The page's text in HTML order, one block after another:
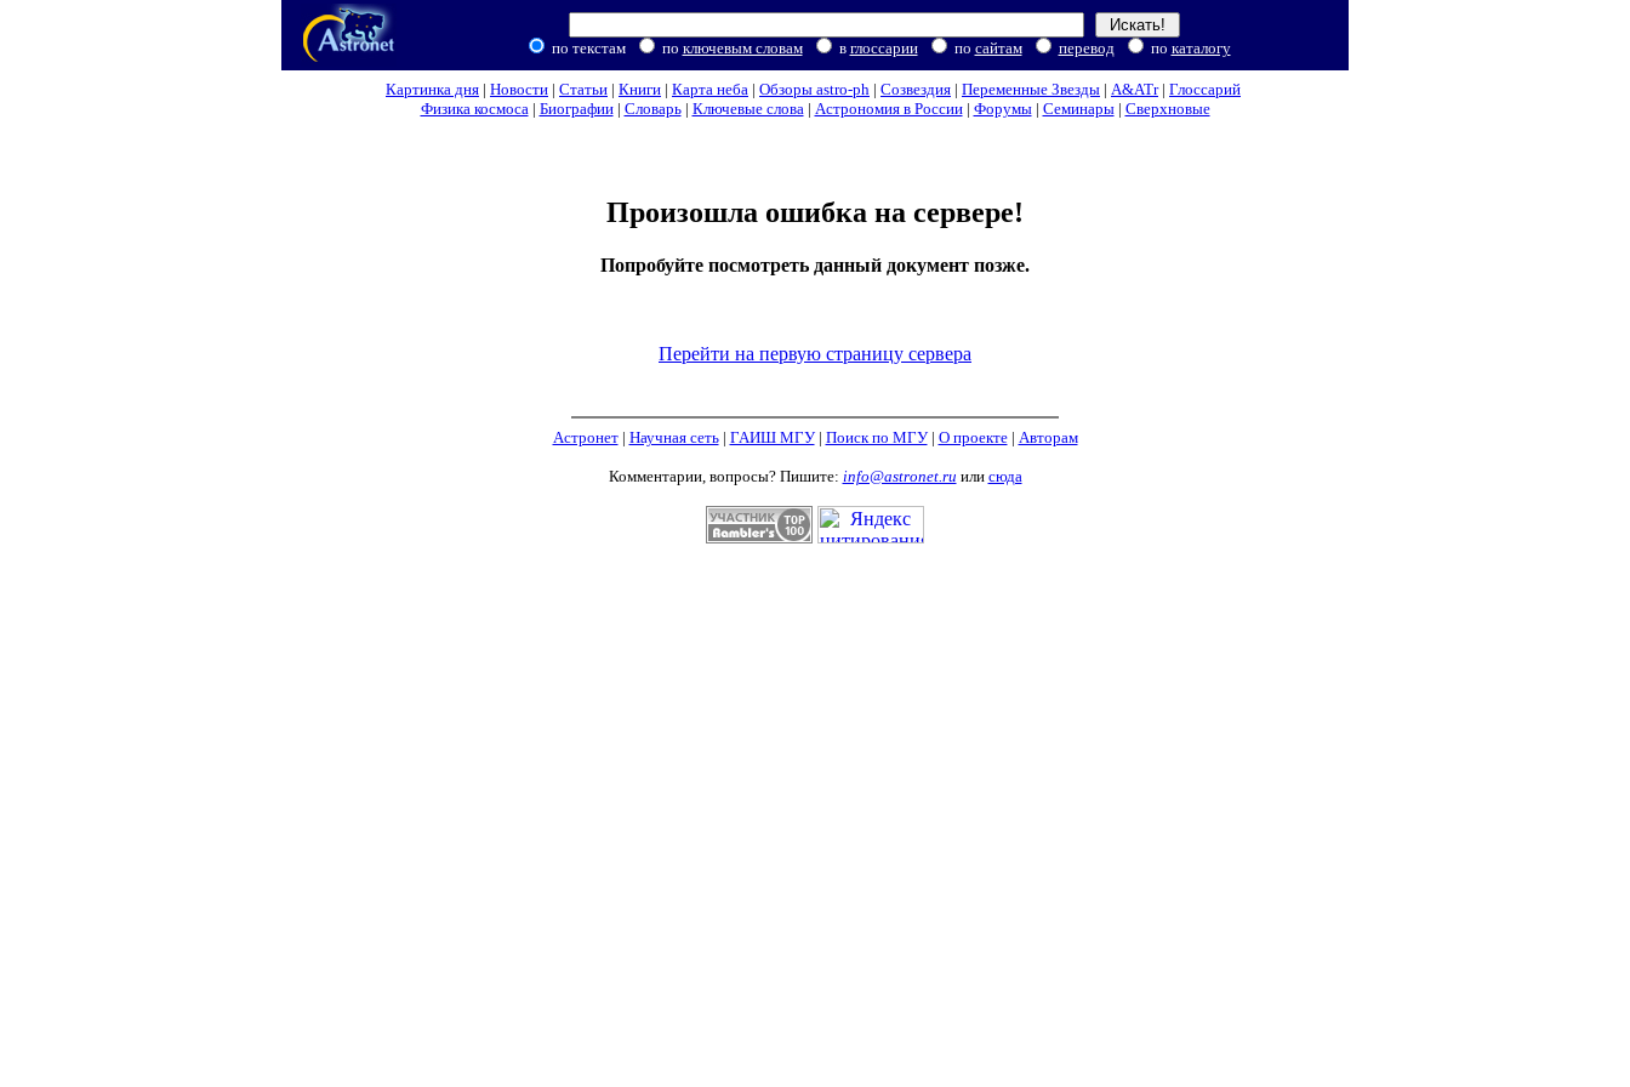
по текстам по ключевым словам в глоссарии по сайтам перевод по каталогу
Картинка дня | Новости | Статьи | Книги | Карта неба | Обзоры astro-ph | Созвездия | Переменные Звезды | A&ATr| Глоссарий
Физика космоса| Биографии| Словарь| Ключевые слова| Астрономия в России| Форумы| Семинары| Сверхновые
Произошла ошибка на сервере!
Попробуйте посмотреть данный документ позже.
Перейти на первую страницу сервера
Астронет| Научная сеть| ГАИШ МГУ| Поиск по МГУ| О проекте| Авторам
Комментарии, вопросы? Пишите: info@astronet.ru или сюда